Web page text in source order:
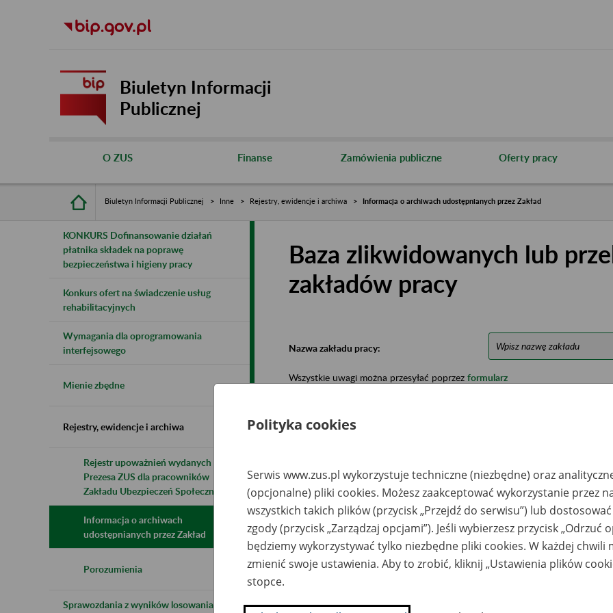
Biuletyn Informacji
Publicznej
O ZUS Finanse Zamówienia publiczne Oferty pracy
Biuletyn Informacji Publicznej Inne Rejestry, ewidencje i archiwa Informacja o archiwach udostępnianych przez Zakład
KONKURS Dofinansowanie działań
płatnika składek na poprawę
bezpieczeństwa i higieny pracy
Konkurs ofert na świadczenie usług
rehabilitacyjnych
Wymagania dla oprogramowania
interfejsowego
Mienie zbędne
Rejestry, ewidencje i archiwa
Rejestr upoważnień wydanych przez
Prezesa ZUS dla pracowników
Zakładu Ubezpieczeń Społecznych
Informacja o archiwach
udostępnianych przez Zakład
Porozumienia
Sprawozdania z wyników losowania do
Baza zlikwidowanych lub
zakładów pracy
Nazwa zakładu pracy:
Wszystkie uwagi można przesyłać poprzez formularz
Ukryj wszystkie pozycje bazy
Nazwa
zlikwidowanego
zakładu pracy
Miejsce
przechowywania
Nr zespołu akt w
archiwum
państwowym
Daty
Rolniczy Kombinat
Spółdzielczy w
Laskowie
PMA Sp. z o.o., 28-
300 Jędrzejów; ul.
Marii Konopnickiej 26
2978-
Polityka cookies
Serwis www.zus.pl wykorzystuje techniczne (niezbędne) oraz
(opcjonalne) pliki cookies. Możesz zaakceptować wykorzystanie przez
wszystkich takich plików (przycisk „Przejdź do serwisu”) lub
zgody (przycisk „Zarządzaj opcjami”). Jeśli wybierzesz przycisk „Odrzuć
będziemy wykorzystywać tylko niezbędne pliki cookies. W każdej chwili
zmienić swoje ustawienia. Aby to zrobić, kliknij „Ustawienia plików
stopce.